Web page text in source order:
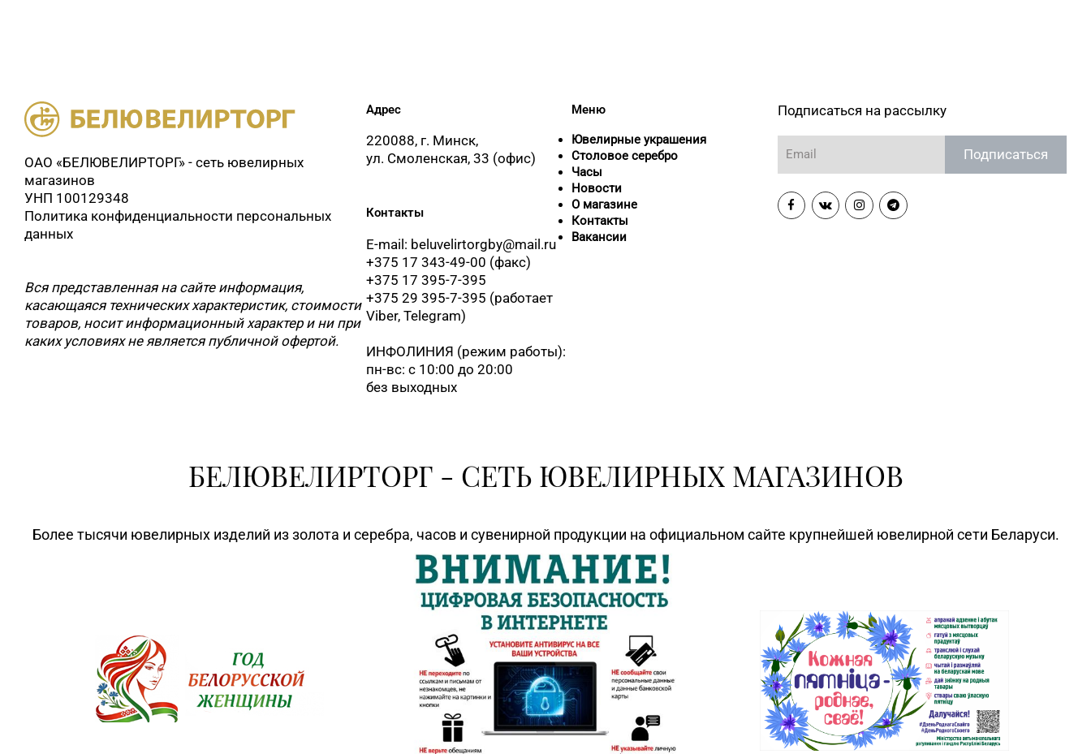
ОАО «БЕЛЮВЕЛИРТОРГ» - сеть ювелирных
магазинов
УНП 100129348
Политика конфиденциальности персональных
данных
Вся представленная на сайте информация,
касающаяся технических характеристик, стоимости
товаров, носит информационный характер и ни при
каких условиях не является публичной офертой.
Адрес
220088, г. Минск,
ул. Смоленская, 33 (офис)
Контакты
E-mail: beluvelirtorgby@mail.ru
+375 17 343-49-00 (факс)
+375 17 395-7-395
+375 29 395-7-395 (работает
Viber, Telegram)
ИНФОЛИНИЯ (режим работы):
пн-вс: с 10:00 до 20:00
без выходных
Меню
Ювелирные украшения
Столовое серебро
Часы
Новости
О магазине
Контакты
Вакансии
Подписаться на рассылку
Подписаться
БЕЛЮВЕЛИРТОРГ - СЕТЬ ЮВЕЛИРНЫХ МАГАЗИНОВ
Более тысячи ювелирных изделий из золота и серебра, часов и сувенирной продукции на официальном сайте крупнейшей ювелирной сети Беларуси.